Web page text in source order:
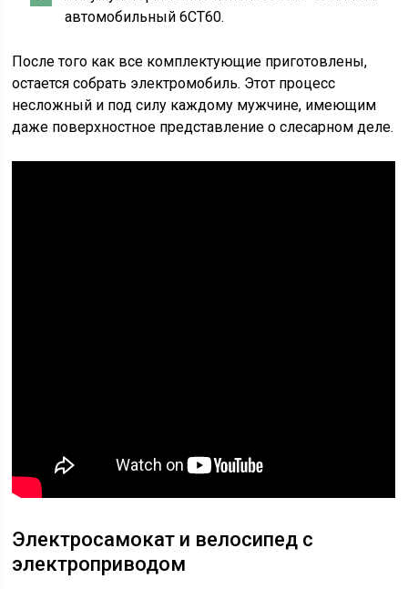
автомобильный 6СТ60.
После того как все комплектующие приготовлены,
остается собрать электромобиль. Этот процесс
несложный и под силу каждому мужчине, имеющим
даже поверхностное представление о слесарном деле.
Электросамокат и велосипед с
электроприводом